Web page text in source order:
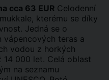
cca 63 EUR Celodenní
kterému se díky
Jedná se o
vápencových teras a
vodou z horkých
14 000 let. Celá oblast
na seznamu